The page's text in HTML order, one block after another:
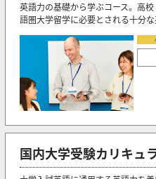
英語力の基礎から学ぶコース。高
語圏大学留学に必要とされる十分
国内大学受験カリキュ